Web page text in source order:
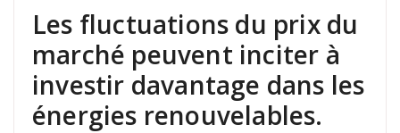
Les fluctuations du prix du
marché peuvent inciter à
investir davantage dans les
énergies renouvelables.